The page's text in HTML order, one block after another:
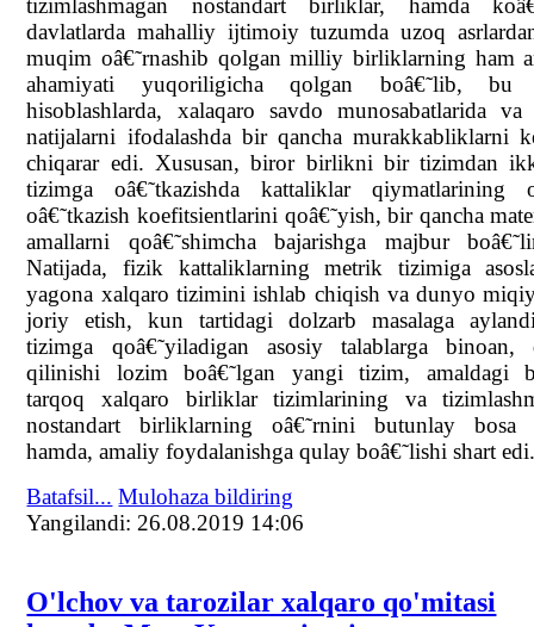
davlatlarda mahalliy ijtimoiy tuzumda uzoq
muqim oâ€˜rnashib qolgan milliy birliklarning ham
ahamiyati yuqoriligicha qolgan boâ€˜lib, bu
hisoblashlarda, xalaqaro savdo munosabatlarida
natijalarni ifodalashda bir qancha murakkabliklarni
chiqarar edi. Xususan, biror birlikni bir tizimdan
tizimga oâ€˜tkazishda kattaliklar qiymatlarining
oâ€˜tkazish koefitsientlarini qoâ€˜yish, bir qancha
amallarni qoâ€˜shimcha bajarishga majbur
Natijada, fizik kattaliklarning metrik tizimiga
yagona xalqaro tizimini ishlab chiqish va dunyo
joriy etish, kun tartidagi dolzarb masalaga
tizimga qoâ€˜yiladigan asosiy talablarga binoan,
qilinishi lozim boâ€˜lgan yangi tizim, amaldagi
tarqoq xalqaro birliklar tizimlarining va
nostandart birliklarning oâ€˜rnini butunlay bosa
hamda, amaliy foydalanishga qulay boâ€˜lishi shart
Batafsil... Mulohaza bildiring
Yangilаndi: 26.08.2019 14:06
O'lchov va tarozilar xalqaro qo'mitasi